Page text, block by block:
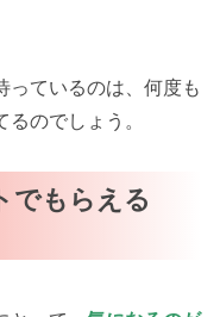
っているのは、何度も
のでしょう。
でもらえる